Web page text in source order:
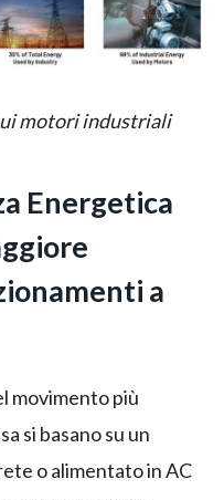
motoriindustriali
Energetica
a
movimento più
si basano su un
o alimentato in AC